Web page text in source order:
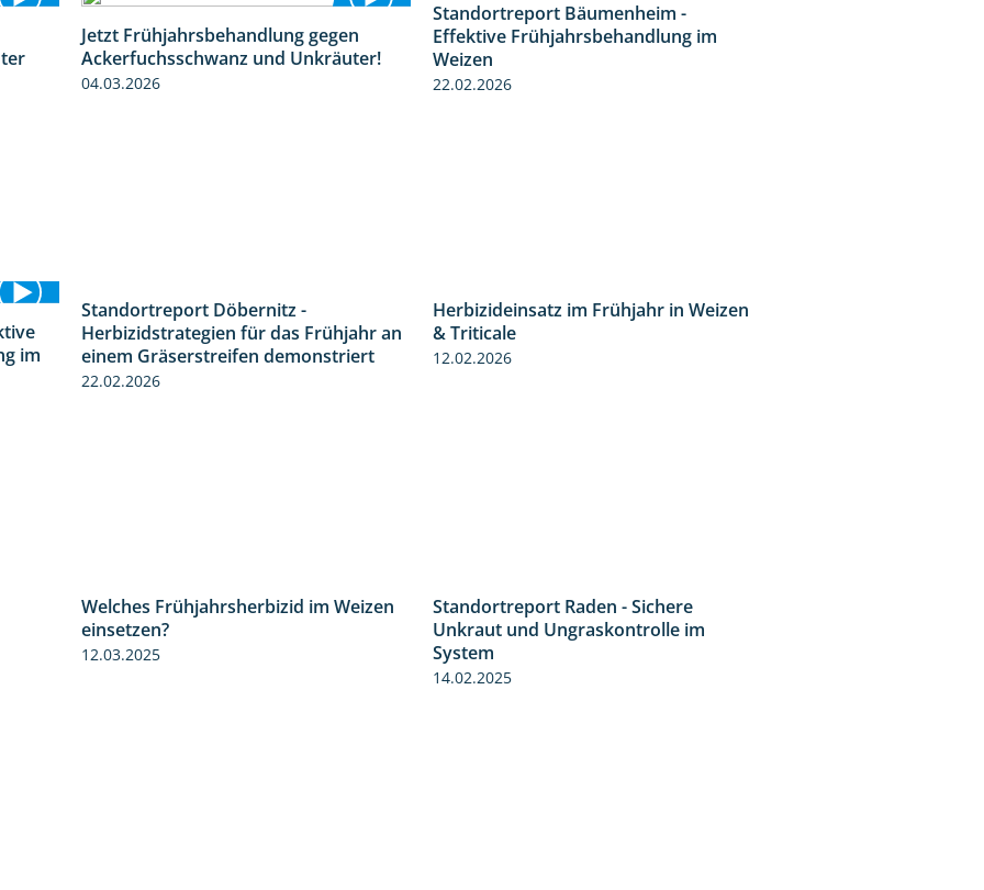
1:09
Jetzt Frühjahrsbehandlung gegen
Ackerfuchsschwanz und Unkräuter!
04.03.2026
4:20
Standortreport Bäumenheim -
Effektive Frühjahrsbehandlung im
Weizen
22.02.2026
4:32
im
3:32
Standortreport Döbernitz -
Herbizidstrategien für das Frühjahr an
einem Gräserstreifen demonstriert
22.02.2026
Herbizideinsatz im Frühjahr in Weizen
& Triticale
12.02.2026
Welches Frühjahrsherbizid im Weizen
einsetzen?
12.03.2025
Standortreport Raden - Sichere
Unkraut und Ungraskontrolle im
System